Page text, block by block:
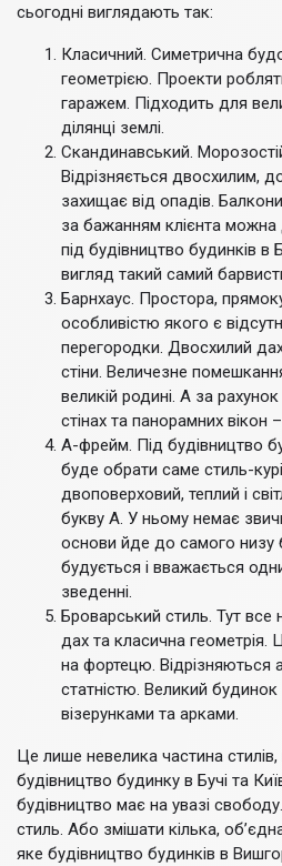
сьогодні виглядають так:
Класичний. Симетрична
геометрією. Проекти
гаражем. Підходить для
ділянці землі.
Скандинавський.
Відрізняється двосхилим,
захищає від опадів.
за бажанням клієнта можна
під будівництво будинків в
вигляд такий самий
Барнхаус. Простора,
особливістю якого є
перегородки. Двосхилий
стіни. Величезне
великій родині. А за
стінах та панорамних
А-фрейм. Під будівництво
буде обрати саме стиль-
двоповерховий, теплий і
букву А. У ньому немає
основи йде до самого
будується і вважається
зведенні.
Броварський стиль. Тут все
дах та класична геометрія.
на фортецю. Відрізняються
статністю. Великий будинок
візерунками та арками.
Це лише невелика частина
будівництво будинку в Бучі та
будівництво має на увазі
стиль. Або змішати кілька,
яке будівництво будинків в